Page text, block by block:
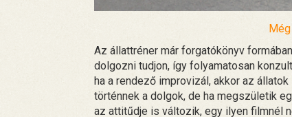
Az állattréner már forgatókönyv
dolgozni tudjon, így folyamatosan
ha a rendező improvizál, akkor az
történnek a dolgok, de ha megszületik
az attitűdje is változik, egy ilyen filmnél